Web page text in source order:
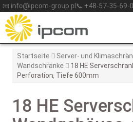
Skip
to
content
📧 info@ipcom-group.pl 📞 +48-57-35-69-
Startseite Server- und
Wandschränke
18 HE
Perforation, Tiefe 600mm
18 HE